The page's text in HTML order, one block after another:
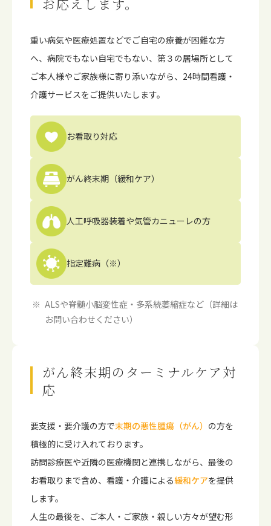
重い病気や医療処置などでご⾃宅の療養が困難な⽅
へ、病院でもない⾃宅でもない、第３の居場所として
ご本⼈様やご家族様に寄り添いながら、24時間看護・
介護サービスをご提供いたします。
お看取り対応
がん終末期 （緩和ケア）
人工呼吸器装着や気管カニューレの方
指定難病（※）
ALSや脊髄小脳変性症・多系統萎縮症など（詳細は
お問い合わせください）
がん終末期のターミナルケア対
応
要支援・要介護の方で末期の悪性腫瘍（がん） の方を
積極的に受け入れております。
訪問診療医や近隣の医療機関と連携しながら、最後の
お看取りまで含め、看護・介護による緩和ケアを提供
します。
人生の最後を、ご本人・ご家族・親しい方々が望む形